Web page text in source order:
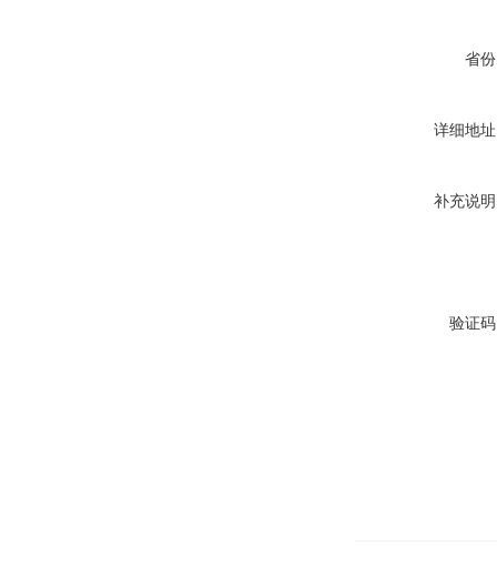
省
详细地
补充说
验证